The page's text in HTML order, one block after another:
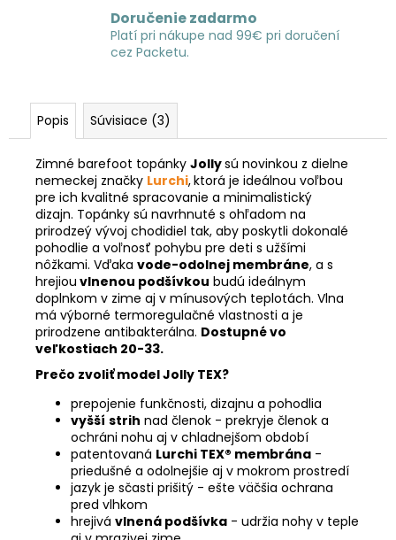
Doručenie zadarmo
Platí pri nákupe nad 99€ pri doručení
cez Packetu.
Popis Súvisiace (3)
Zimné barefoot topánky Jollysú novinkou z dielne
nemeckej značky Lurchi,ktorá je ideálnou voľbou
pre ich kvalitné spracovanie a minimalistický
dizajn. Topánky sú navrhnuté s ohľadom na
prirodzeý vývoj chodidiel tak, aby poskytli dokonalé
pohodlie a voľnosť pohybu pre deti s užšími
nôžkami. Vďaka vode-odolnej membráne, a s
hrejiou vlnenou podšívkou budú ideálnym
doplnkom v zime aj v mínusových teplotách. Vlna
má výborné termoregulačné vlastnosti a je
prirodzene antibakterálna. Dostupné vo
veľkostiach 20-33.
Prečo zvoliť model Jolly TEX?
prepojenie funkčnosti, dizajnu a pohodlia
vyšší strih nad členok - prekryje členok a
ochráni nohu aj v chladnejšom období
patentovaná Lurchi TEX® membrána -
priedušné a odolnejšie aj v mokrom prostredí
jazyk je sčasti prišitý - ešte väčšia ochrana
pred vlhkom
hrejivá vlnená podšívka - udržia nohy v teple